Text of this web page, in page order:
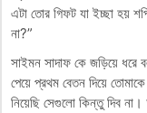
এটা তোর গিফট যা ইচ্ছা হয়
না?”
সাইমন সাদাফ কে জড়িয়ে
পেয়ে প্রথম বেতন দিয়ে
নিয়েছি সেগুলো কিন্তু দিব